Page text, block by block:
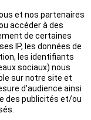
et nos partenaires
accéder à des
de certaines
IP, les données de
les identifiants
sociaux) nous
sur notre site et
d'audience ainsi
des publicités et/ou